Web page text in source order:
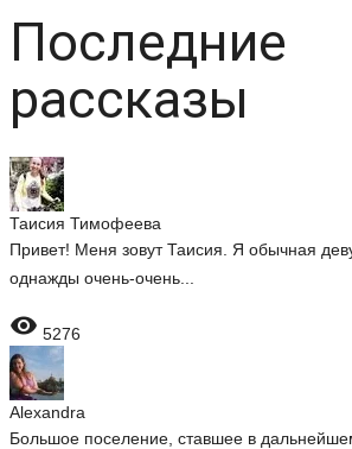
Последние
рассказы
Таисия Тимофеева
Привет! Меня зовут Таисия. Я обычная
однажды очень-очень...
 5276
Alexandra
Большое поселение, ставшее в